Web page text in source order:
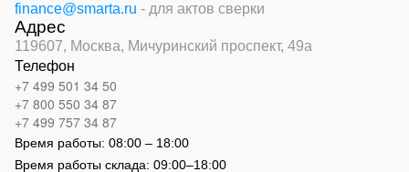
finance@smarta.ru - для актов сверки
Адрес
119607, Москва, Мичуринский проспект, 49а
Телефон
+7 499 501 34 50
+7 800 550 34 87
+7 499 757 34 87
Время работы: 08:00 – 18:00
Время работы склада: 09:00–18:00